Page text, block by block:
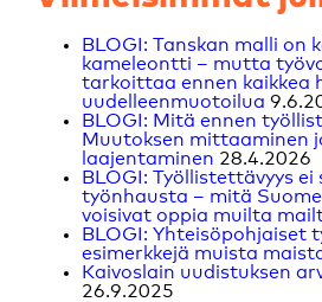
BLOGI: Tanskan malli on
kameleontti – mutta
tarkoittaa ennen kaikkea
uudelleenmuotoilua
BLOGI: Mitä ennen
Muutoksen mittaaminen
laajentaminen 28.4.2026
BLOGI: Työllistettävyys ei
työnhausta – mitä
voisivat oppia muilta
BLOGI: Yhteisöpohjaiset
esimerkkejä muista
Kaivoslain uudistuksen
26.9.2025